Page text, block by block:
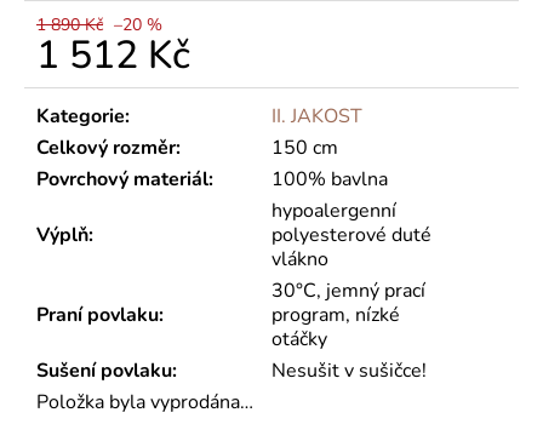
1 890 Kč –20 %
1 512 Kč
Měrná
cena:
Kategorie:
II. JAKOST
Celkový rozměr:
150 cm
Povrchový materiál: 100% bavlna
Výplň:
hypoalergenní
polyesterové duté
vlákno
Praní povlaku:
30°C, jemný prací
program, nízké
otáčky
Sušení povlaku:
Nesušit v sušičce!
Položka byla vyprodána…